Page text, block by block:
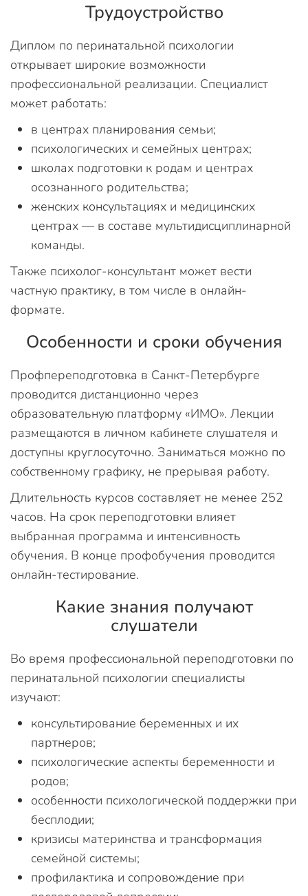
Трудоустройство
Диплом по перинатальной психологии
открывает широкие возможности
профессиональной реализации. Специалист
может работать:
в центрах планирования семьи;
психологических и семейных центрах;
школах подготовки к родам и центрах
осознанного родительства;
женских консультациях и медицинских
центрах — в составе мультидисциплинарной
команды.
Также психолог-консультант может вести
частную практику, в том числе в онлайн-
формате.
Особенности и сроки обучения
Профпереподготовка в Санкт-Петербурге
проводится дистанционно через
образовательную платформу «ИМО». Лекции
размещаются в личном кабинете слушателя и
доступны круглосуточно. Заниматься можно по
собственному графику, не прерывая работу.
Длительность курсов составляет не менее 252
часов. На срок переподготовки влияет
выбранная программа и интенсивность
обучения. В конце профобучения проводится
онлайн-тестирование.
Какие знания получают
слушатели
Во время профессиональной переподготовки по
перинатальной психологии специалисты
изучают:
консультирование беременных и их
партнеров;
психологические аспекты беременности и
родов;
особенности психологической поддержки при
бесплодии;
кризисы материнства и трансформация
семейной системы;
профилактика и сопровождение при